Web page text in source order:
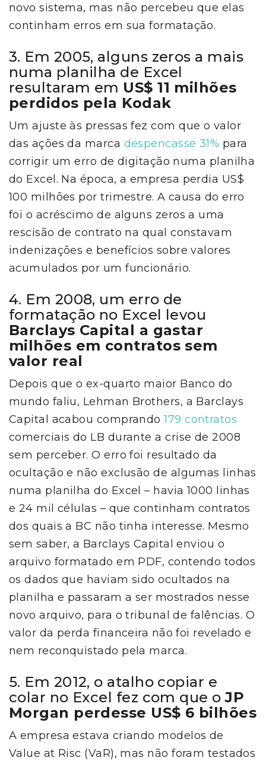
novo sistema, mas não percebeu que elas
continham erros em sua formatação.
3. Em 2005, alguns zeros a mais
numa planilha de Excel
resultaram em US$ 11 milhões
perdidos pela Kodak
Um ajuste às pressas fez com que o valor
das ações da marca despencasse 31% para
corrigir um erro de digitação numa planilha
do Excel. Na época, a empresa perdia US$
100 milhões por trimestre. A causa do erro
foi o acréscimo de alguns zeros a uma
rescisão de contrato na qual constavam
indenizações e benefícios sobre valores
acumulados por um funcionário.
4. Em 2008, um erro de
formatação no Excel levou
Barclays Capital a gastar
milhões em contratos sem
valor real
Depois que o ex-quarto maior Banco do
mundo faliu, Lehman Brothers, a Barclays
Capital acabou comprando179 contratos
comerciais do LB durante a crise de 2008
sem perceber. O erro foi resultado da
ocultação e não exclusão de algumas linhas
numa planilha do Excel– havia 1000 linhas
e 24 mil células – que continham contratos
dos quais a BC não tinha interesse. Mesmo
sem saber, a Barclays Capital enviou o
arquivo formatado em PDF, contendo todos
os dados que haviam sido ocultados na
planilha e passaram a ser mostrados nesse
novo arquivo, para o tribunal de falências. O
valor da perda financeira não foi revelado e
nem reconquistado pela marca.
5. Em 2012, o atalho copiar e
colar no Excel fez com que oJP
Morgan perdesse US$ 6 bilhões
A empresa estava criando modelos de
Value at Risc (VaR), mas não foram testados